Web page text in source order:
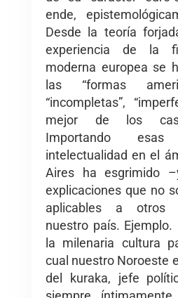
ende,
Desde la teoría
experiencia de la
moderna europea se
las “formas
“incompletas”,
mejor de los
Importando
intelectualidad en el
Aires ha esgrimido
explicaciones que no
aplicables a otros
nuestro país.
la milenaria cultura
cual nuestro Noroeste
del kuraka, jefe